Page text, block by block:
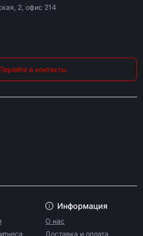
2, офис 214
Перейти в контакты
Информация
О нас
Доставка и оплата